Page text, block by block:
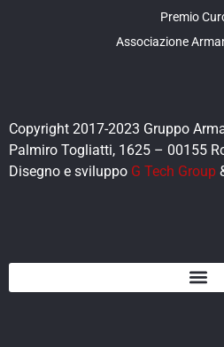
Premio
Associazione
Copyright 2017-2023 Gruppo
Palmiro Togliatti, 1625 – 00155
Disegno e sviluppo G Tech Group